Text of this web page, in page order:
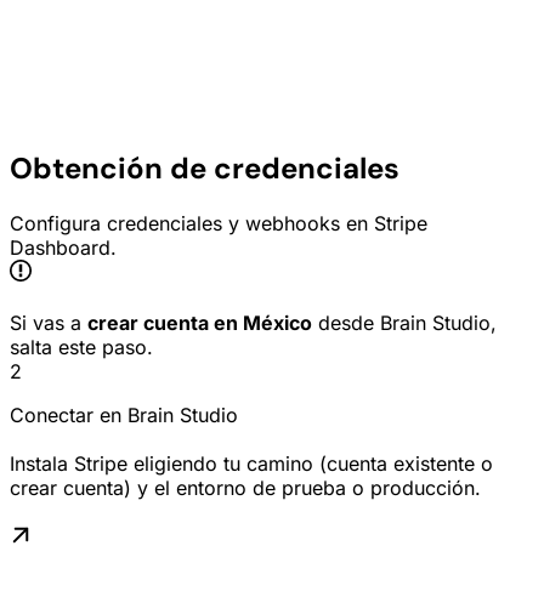
Obtención de credenciales
Configura credenciales y webhooks en Stripe
Dashboard.
Si vas a crear cuenta en México desde Brain Studio,
salta este paso.
2
Conectar en Brain Studio
Instala Stripe eligiendo tu camino (cuenta existente o
crear cuenta) y el entorno de prueba o producción.